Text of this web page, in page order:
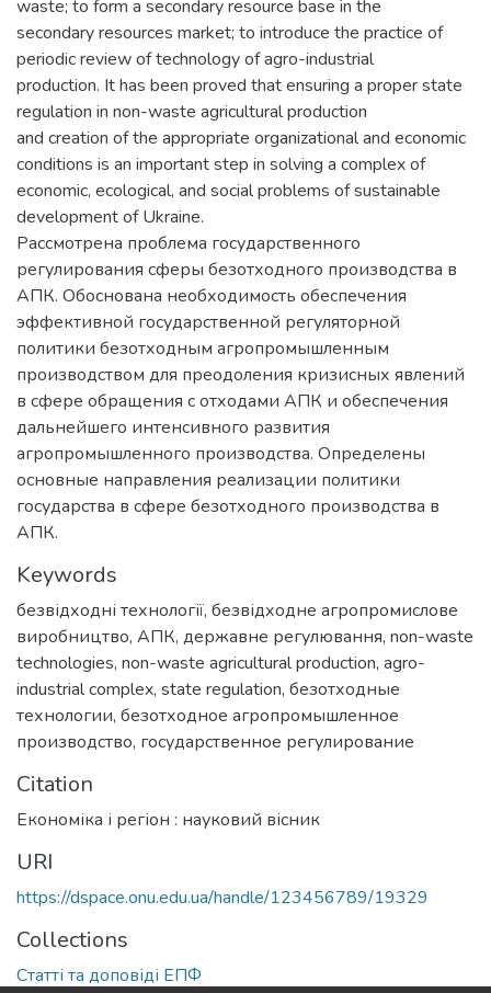
waste; to form a secondary resource base in the
secondary resources market; to introduce the practice of
periodic review of technology of agro-industrial
production. It has been proved that ensuring a proper state
regulation in non-waste agricultural production
and creation of the appropriate organizational and economic
conditions is an important step in solving a complex of
economic, ecological, and social problems of sustainable
development of Ukraine.
Рассмотрена проблема государственного
регулирования сферы безотходного производства в
АПК. Обоснована необходимость обеспечения
эффективной государственной регуляторной
политики безотходным агропромышленным
производством для преодоления кризисных явлений
в сфере обращения с отходами АПК и обеспечения
дальнейшего интенсивного развития
агропромышленного производства. Определены
основные направления реализации политики
государства в сфере безотходного производства в
АПК.
Keywords
безвідходні технології, безвідходне агропромислове
виробництво, АПК, державне регулювання, non-waste
technologies, non-waste agricultural production, agro-
industrial complex, state regulation, безотходные
технологии, безотходное агропромышленное
производство, государственное регулирование
Citation
Економіка і регіон : науковий вісник
URI
https://dspace.onu.edu.ua/handle/123456789/19329
Collections
Статті та доповіді ЕПФ